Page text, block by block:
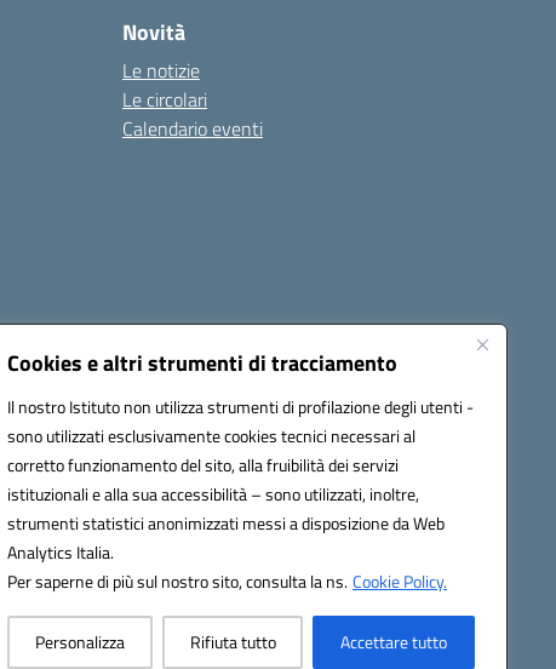
Cookies e altri strumenti di tracciamento
Il nostro Istituto non utilizza strumenti di profilazione degli utenti -
sono utilizzati esclusivamente cookies tecnici necessari al
corretto funzionamento del sito, alla fruibilità dei servizi
istituzionali e alla sua accessibilità – sono utilizzati, inoltre,
strumenti statistici anonimizzati messi a disposizione da Web
Analytics Italia.
Per saperne di più sul nostro sito, consulta la ns.Cookie Policy.
Personalizza Rifiuta tutto Accettare tutto
Novità
Le notizie
Le circolari
Calendario eventi
anic82000a@pec.istruzione.it